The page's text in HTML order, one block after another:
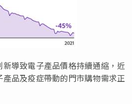
導致電子產品價格持續通縮，近
品及疫症帶動的門市購物需求正